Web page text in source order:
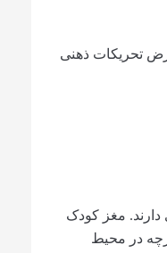
تحریکات ذهنی
مغز کودک
در محیط